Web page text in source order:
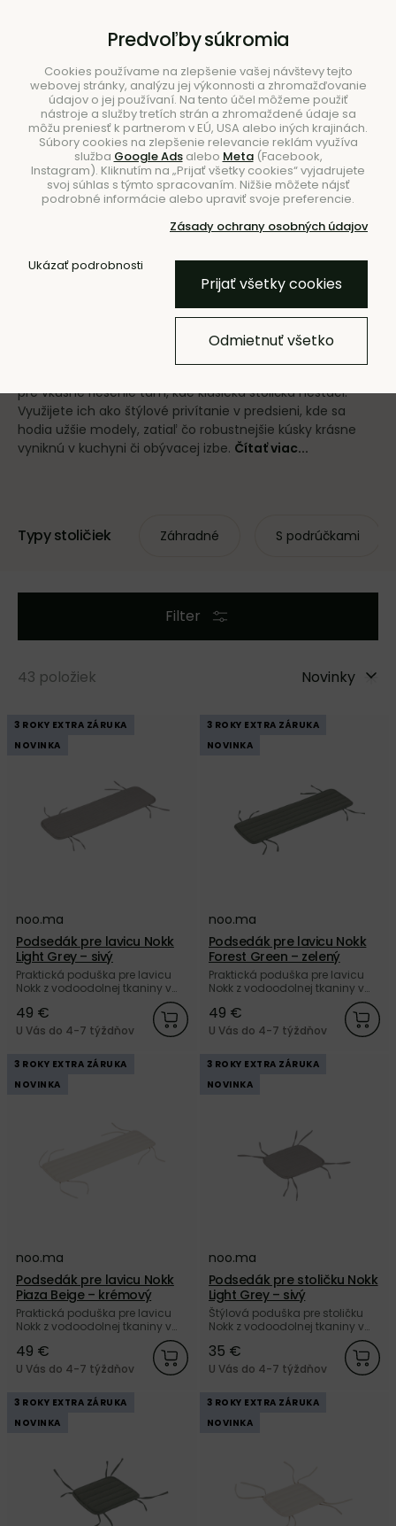
Hľadať
Úvod Nábytok
pre vkusné riešenie tam, kde klasická stolička nestačí.
Využijete ich ako štýlové privítanie v predsieni, kde sa
hodia užšie modely, zatiaľ čo robustnejšie kúsky krásne
vyniknú v kuchyni či obývacej izbe. Čítať viac...
Typy stoličiek Záhradné S podrúčkami
Filter
43 položiek Novinky
3 ROKY EXTRA ZÁRUKA
NOVINKA
noo.ma
Podsedák pre lavicu Nokk
Light Grey – sivý
Praktická poduška pre lavicu
Nokk z vodoodolnej tkaniny v
sivej farbe od značky noo.ma.
Nakúpte u nás a získajte 5
ročnú záruku.
49 €
U Vás do 4-7 týždňov
3 ROKY EXTRA ZÁRUKA
NOVINKA
noo.ma
Podsedák pre lavicu Nokk
Forest Green – zelený
Praktická poduška pre lavicu
Nokk z vodoodolnej tkaniny v
noo.ma. Nakúpte u nás a
získajte 5 ročnú záruku.
49 €
U Vás do 4-7 týždňov
3 ROKY EXTRA ZÁRUKA
NOVINKA
noo.ma
Podsedák pre lavicu Nokk
Piaza Beige – krémový
Praktická poduška pre lavicu
Nokk z vodoodolnej tkaniny v
noo.ma. Nakúpte u nás a
získajte 5 ročnú záruku.
49 €
U Vás do 4-7 týždňov
3 ROKY EXTRA ZÁRUKA
NOVINKA
noo.ma
Podsedák pre stoličku Nokk
Light Grey – sivý
Štýlová poduška pre stoličku
Nokk z vodoodolnej tkaniny v
sivej farbe od značky noo.ma.
Nakúpte u nás a získajte 5
ročnú záruku.
35 €
U Vás do 4-7 týždňov
3 ROKY EXTRA ZÁRUKA
NOVINKA
3 ROKY EXTRA ZÁRUKA
NOVINKA
Predvoľby súkromia
Cookies používame na zlepšenie vašej návštevy tejto
webovej stránky, analýzu jej výkonnosti a zhromažďovanie
údajov o jej používaní. Na tento účel môžeme použiť
nástroje a služby tretích strán a zhromaždené údaje sa
môžu preniesť k partnerom v EÚ, USA alebo iných krajinách.
Súbory cookies na zlepšenie relevancie reklám využíva
služba Google Adsalebo Meta(Facebook,
Instagram). Kliknutím na „Prijať všetky cookies“ vyjadrujete
svoj súhlas s týmto spracovaním. Nižšie môžete nájsť
podrobné informácie alebo upraviť svoje preferencie.
Zásady ochrany osobných údajov
Ukázať podrobnosti
Prijať všetky cookies
Odmietnuť všetko